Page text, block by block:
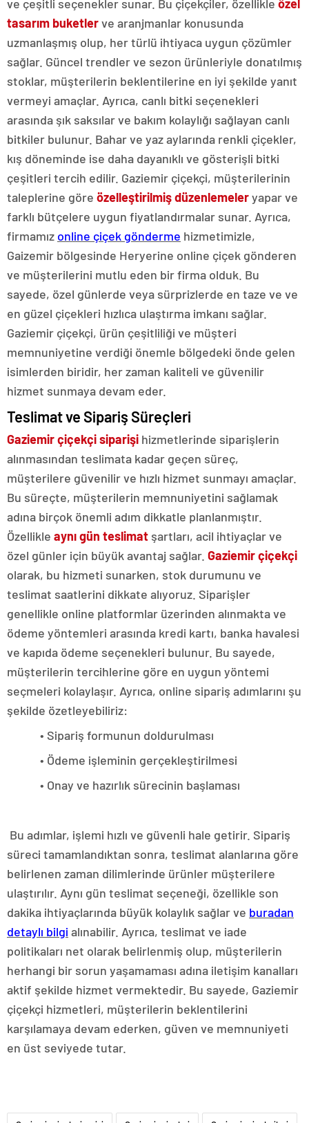
ve çeşitli seçenekler sunar. Bu çiçekçiler, özellikle özel
tasarım buketlerve aranjmanlar konusunda
uzmanlaşmış olup, her türlü ihtiyaca uygun çözümler
sağlar. Güncel trendler ve sezon ürünleriyle donatılmış
stoklar, müşterilerin beklentilerine en iyi şekilde yanıt
vermeyi amaçlar. Ayrıca, canlı bitki seçenekleri
arasında şık saksılar ve bakım kolaylığı sağlayan canlı
bitkiler bulunur. Bahar ve yaz aylarında renkli çiçekler,
kış döneminde ise daha dayanıklı ve gösterişli bitki
çeşitleri tercih edilir. Gaziemir çiçekçi, müşterilerinin
taleplerine göre özelleştirilmiş düzenlemeleryapar ve
farklı bütçelere uygun fiyatlandırmalar sunar. Ayrıca,
firmamız online çiçek gönderme hizmetimizle,
Gaizemir bölgesinde Heryerine online çiçek gönderen
ve müşterilerini mutlu eden bir firma olduk. Bu
sayede, özel günlerde veya sürprizlerde en taze ve ve
en güzel çiçekleri hızlıca ulaştırma imkanı sağlar.
Gaziemir çiçekçi, ürün çeşitliliği ve müşteri
memnuniyetine verdiği önemle bölgedeki önde gelen
isimlerden biridir, her zaman kaliteli ve güvenilir
hizmet sunmaya devam eder.
Teslimat ve Sipariş Süreçleri
Gaziemir çiçekçi siparişi hizmetlerinde siparişlerin
alınmasından teslimata kadar geçen süreç,
müşterilere güvenilir ve hızlı hizmet sunmayı amaçlar.
Bu süreçte, müşterilerin memnuniyetini sağlamak
adına birçok önemli adım dikkatle planlanmıştır.
Özellikle aynı gün teslimat şartları, acil ihtiyaçlar ve
özel günler için büyük avantaj sağlar. Gaziemir çiçekçi
olarak, bu hizmeti sunarken, stok durumunu ve
teslimat saatlerini dikkate alıyoruz. Siparişler
genellikle online platformlar üzerinden alınmakta ve
ödeme yöntemleri arasında kredi kartı, banka havalesi
ve kapıda ödeme seçenekleri bulunur. Bu sayede,
müşterilerin tercihlerine göre en uygun yöntemi
seçmeleri kolaylaşır. Ayrıca, online sipariş adımlarını şu
şekilde özetleyebiliriz:
• Sipariş formunun doldurulması
• Ödeme işleminin gerçekleştirilmesi
• Onay ve hazırlık sürecinin başlaması
Bu adımlar, işlemi hızlı ve güvenli hale getirir. Sipariş
süreci tamamlandıktan sonra, teslimat alanlarına göre
belirlenen zaman dilimlerinde ürünler müşterilere
ulaştırılır. Aynı gün teslimat seçeneği, özellikle son
dakika ihtiyaçlarında büyük kolaylık sağlar ve buradan
detaylı bilgi alınabilir. Ayrıca, teslimat ve iade
politikaları net olarak belirlenmiş olup, müşterilerin
herhangi bir sorun yaşamaması adına iletişim kanalları
aktif şekilde hizmet vermektedir. Bu sayede, Gaziemir
çiçekçi hizmetleri, müşterilerin beklentilerini
karşılamaya devam ederken, güven ve memnuniyeti
en üst seviyede tutar.